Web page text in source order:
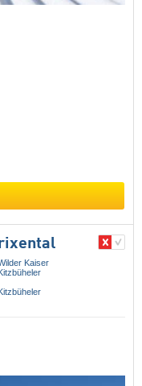
Kaiser